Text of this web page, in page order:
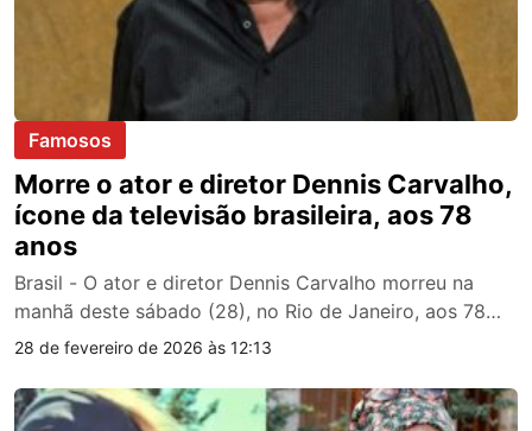
Famosos
Morre o ator e diretor Dennis Carvalho,
ícone da televisão brasileira, aos 78
anos
Brasil - O ator e diretor Dennis Carvalho morreu na
manhã deste sábado (28), no Rio de Janeiro, aos 78…
28 de fevereiro de 2026 às 12:13